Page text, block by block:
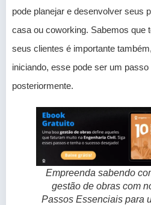
pode planejar e desenvolver seus
casa ou coworking. Sabemos que
seus clientes é importante
iniciando, esse pode ser um
posteriormente.
Empreenda sabendo
gestão de obras com
Passos Essenciais para